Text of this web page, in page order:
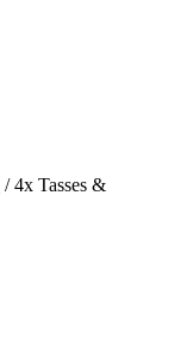
/ 4x Tasses &